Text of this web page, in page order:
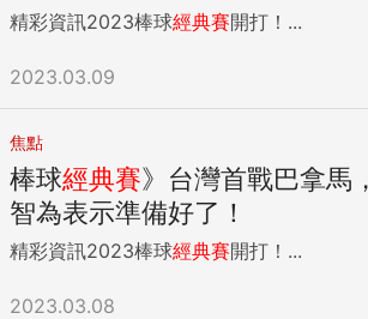
精彩資訊2023棒球經典賽開打！...
2023.03.09
焦點
棒球經典賽》台灣首戰巴拿馬
智為表示準備好了！
精彩資訊2023棒球經典賽開打！...
2023.03.08